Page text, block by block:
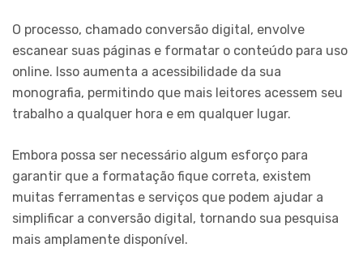
O processo, chamado conversão digital, envolve
escanear suas páginas e formatar o conteúdo para uso
online. Isso aumenta a acessibilidade da sua
monografia, permitindo que mais leitores acessem seu
trabalho a qualquer hora e em qualquer lugar.
Embora possa ser necessário algum esforço para
garantir que a formatação fique correta, existem
muitas ferramentas e serviços que podem ajudar a
simplificar a conversão digital, tornando sua pesquisa
mais amplamente disponível.